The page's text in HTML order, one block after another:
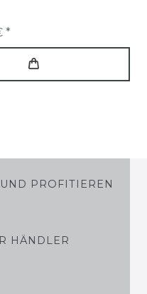
*
PROFITIEREN
HÄNDLER